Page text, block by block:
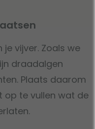
vijver. Zoals we
draadalgen
Plaats daarom
op te vullen wat de